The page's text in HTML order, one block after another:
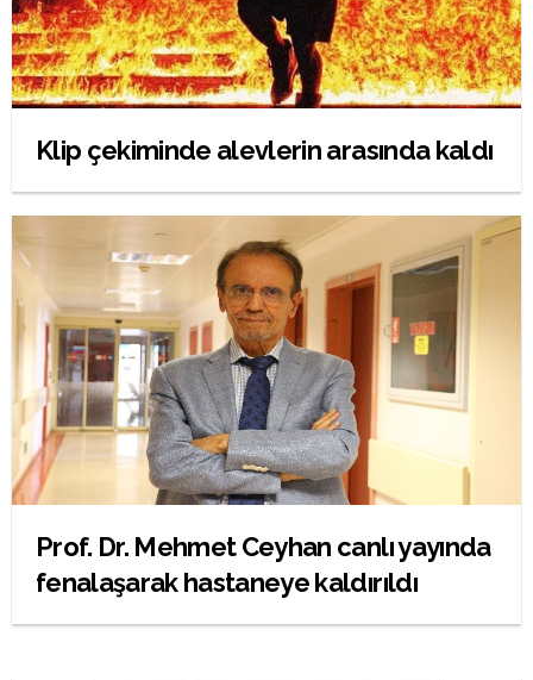
Klip çekiminde alevlerin arasında kaldı
Prof. Dr. Mehmet Ceyhan canlı yayında
fenalaşarak hastaneye kaldırıldı